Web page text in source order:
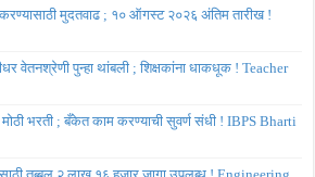
करण्यासाठी मुदतवाढ ; १० ऑगस्ट २०२६ अंतिम तारीख !
वेतनश्रेणी पुन्हा थांबली ; शिक्षकांना धाकधूक ! Teacher
मोठी भरती ; बँकेत काम करण्याची सुवर्ण संधी ! IBPS Bharti